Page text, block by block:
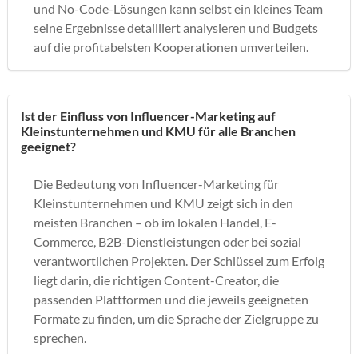
und No-Code-Lösungen kann selbst ein kleines Team
seine Ergebnisse detailliert analysieren und Budgets
auf die profitabelsten Kooperationen umverteilen.
Ist der Einfluss von Influencer-Marketing auf
Kleinstunternehmen und KMU für alle Branchen
geeignet?
Die Bedeutung von Influencer-Marketing für
Kleinstunternehmen und KMU zeigt sich in den
meisten Branchen – ob im lokalen Handel, E-
Commerce, B2B-Dienstleistungen oder bei sozial
verantwortlichen Projekten. Der Schlüssel zum Erfolg
liegt darin, die richtigen Content-Creator, die
passenden Plattformen und die jeweils geeigneten
Formate zu finden, um die Sprache der Zielgruppe zu
sprechen.